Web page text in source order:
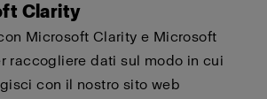
Clarity
Microsoft Clarity e Microsoft
raccogliere dati sul modo in cui
con il nostro sito web